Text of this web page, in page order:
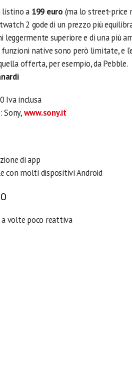
listino a 199 euro (ma lo street-price
2 gode di un prezzo più
leggermente superiore e di una più
funzioni native sono però limitate, e
offerta, per esempio, da Pebble.
Iva inclusa
Sony,www.sony.it
di app
con molti dispositivi Android
volte poco reattiva